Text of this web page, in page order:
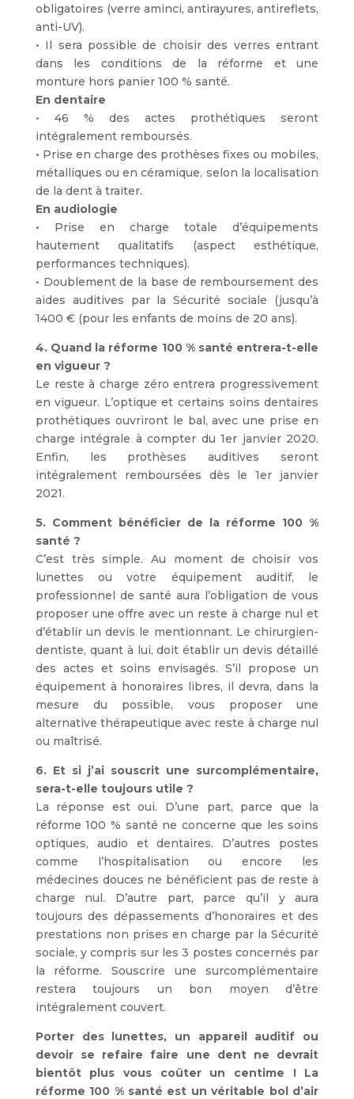
obligatoires (verre aminci, antirayures, antireflets,
anti-UV).
• Il sera possible de choisir des verres entrant
dans les conditions de la réforme et une
monture hors panier 100 % santé.
En dentaire
• 46 % des actes prothétiques seront
intégralement remboursés.
• Prise en charge des prothèses fixes ou mobiles,
métalliques ou en céramique, selon la localisation
de la dent à traiter.
En audiologie
• Prise en charge totale d’équipements
hautement qualitatifs (aspect esthétique,
performances techniques).
• Doublement de la base de remboursement des
aides auditives par la Sécurité sociale (jusqu’à
1400 € (pour les enfants de moins de 20 ans).
4. Quand la réforme 100 % santé entrera-t-elle
en vigueur ?
Le reste à charge zéro entrera progressivement
en vigueur. L’optique et certains soins dentaires
prothétiques ouvriront le bal, avec une prise en
charge intégrale à compter du 1er janvier 2020.
Enfin, les prothèses auditives seront
intégralement remboursées dès le 1er janvier
2021.
5. Comment bénéficier de la réforme 100 %
santé ?
C’est très simple. Au moment de choisir vos
lunettes ou votre équipement auditif, le
professionnel de santé aura l’obligation de vous
proposer une offre avec un reste à charge nul et
d’établir un devis le mentionnant. Le chirurgien-
dentiste, quant à lui, doit établir un devis détaillé
des actes et soins envisagés. S’il propose un
équipement à honoraires libres, il devra, dans la
mesure du possible, vous proposer une
alternative thérapeutique avec reste à charge nul
ou maîtrisé.
6. Et si j’ai souscrit une surcomplémentaire,
sera-t-elle toujours utile ?
La réponse est oui. D’une part, parce que la
réforme 100 % santé ne concerne que les soins
optiques, audio et dentaires. D’autres postes
comme l’hospitalisation ou encore les
médecines douces ne bénéficient pas de reste à
charge nul. D’autre part, parce qu’il y aura
toujours des dépassements d’honoraires et des
prestations non prises en charge par la Sécurité
sociale, y compris sur les 3 postes concernés par
la réforme. Souscrire une surcomplémentaire
restera toujours un bon moyen d’être
intégralement couvert.
Porter des lunettes, un appareil auditif ou
devoir se refaire faire une dent ne devrait
bientôt plus vous coûter un centime ! La
réforme 100 % santé est un véritable bol d’air